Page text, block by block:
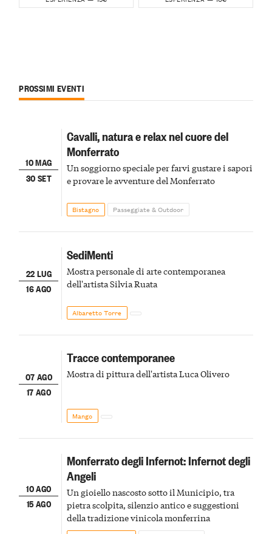
PROSSIMI EVENTI
10 MAG
30 SET
Cavalli, natura e relax nel cuore del
Monferrato
Un soggiorno speciale per farvi gustare i sapori
e provare le avventure del Monferrato
Bistagno Passeggiate & Outdoor
22 LUG
16 AGO
SediMenti
Mostra personale di arte contemporanea
dell'artista Silvia Ruata
Albaretto Torre
07 AGO
17 AGO
Tracce contemporanee
Mostra di pittura dell'artista Luca Olivero
Mango
10 AGO
15 AGO
Monferrato degli Infernot: Infernot degli
Angeli
Un gioiello nascosto sotto il Municipio, tra
pietra scolpita, silenzio antico e suggestioni
della tradizione vinicola monferrina